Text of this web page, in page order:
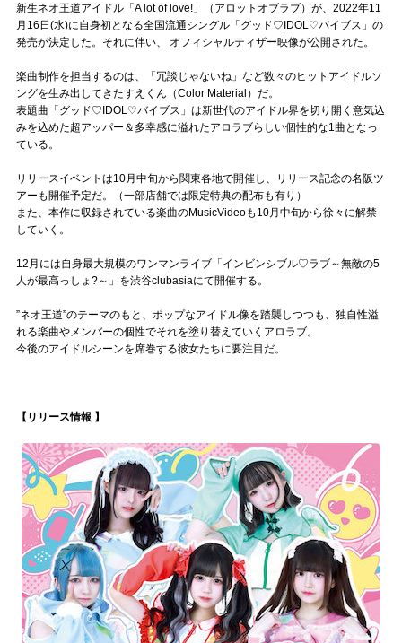
ぶいマガ！ by muevo
Follow us
Official SNS
新生ネオ王道アイドル「A lot of love!」（アロットオブラブ）が、2022年11
月16日(水)に自身初となる全国流通シングル「グッド♡IDOL♡バイブス」の
発売が決定した。それに伴い、 オフィシャルティザー映像が公開された。
楽曲制作を担当するのは、「冗談じゃないね」など数々のヒットアイドルソ
ングを生み出してきたすえくん（Color Material）だ。
表題曲「グッド♡IDOL♡バイブス」は新世代のアイドル界を切り開く意気込
みを込めた超アッパー＆多幸感に溢れたアロラブらしい個性的な1曲となっ
ている。
リリースイベントは10月中旬から関東各地で開催し、リリース記念の名阪ツ
アーも開催予定だ。（一部店舗では限定特典の配布も有り）
また、本作に収録されている楽曲のMusicVideoも10月中旬から徐々に解禁
していく。
12月には自身最大規模のワンマンライブ「インビンシブル♡ラブ～無敵の5
人が最高っしょ?～」を渋谷clubasiaにて開催する。
”ネオ王道”のテーマのもと、ポップなアイドル像を踏襲しつつも、独自性溢
れる楽曲やメンバーの個性でそれを塗り替えていくアロラブ。
今後のアイドルシーンを席巻する彼女たちに要注目だ。
【リリース情報 】